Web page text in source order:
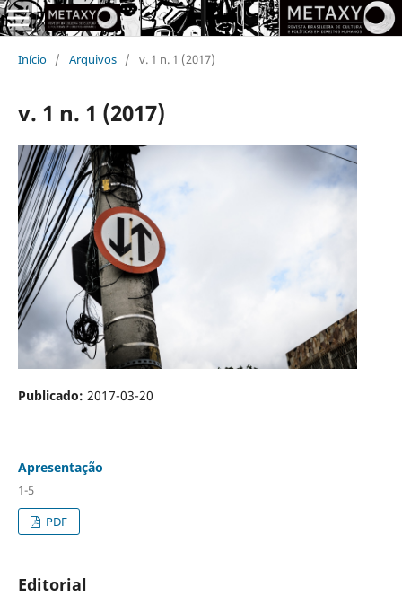
Início / Arquivos / v. 1 n. 1 (2017)
v. 1 n. 1 (2017)
Publicado: 2017-03-20
Apresentação
1-5
PDF
Editorial